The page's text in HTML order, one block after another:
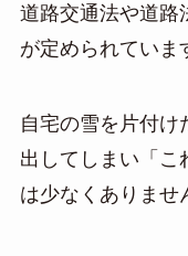
道路交通法や道路
が定められていま
自宅の雪を片付け
出してしまい「こ
は少なくありませ